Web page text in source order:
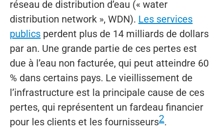
réseau de distribution d’eau (« water
distribution network », WDN). Les services
publics perdent plus de 14 milliards de dollars
par an. Une grande partie de ces pertes est
due à l’eau non facturée, qui peut atteindre 60
% dans certains pays. Le vieillissement de
l’infrastructure est la principale cause de ces
pertes, qui représentent un fardeau financier
pour les clients et les fournisseurs2.